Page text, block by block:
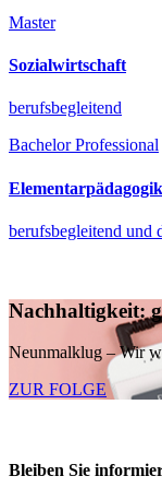
Master
Sozialwirtschaft
berufsbegleitend
Bachelor Professional
Elementarpädagogik
berufsbegleitend und
Nachhaltigkeit:
Neunmalklug – Wir
ZUR FOLGE
Bleiben Sie